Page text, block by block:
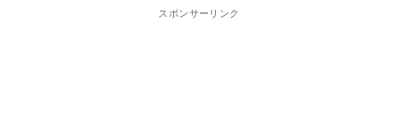
スポンサーリンク